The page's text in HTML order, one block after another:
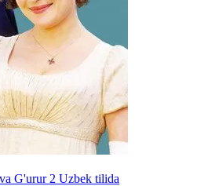
G'urur 2 Uzbek tilida